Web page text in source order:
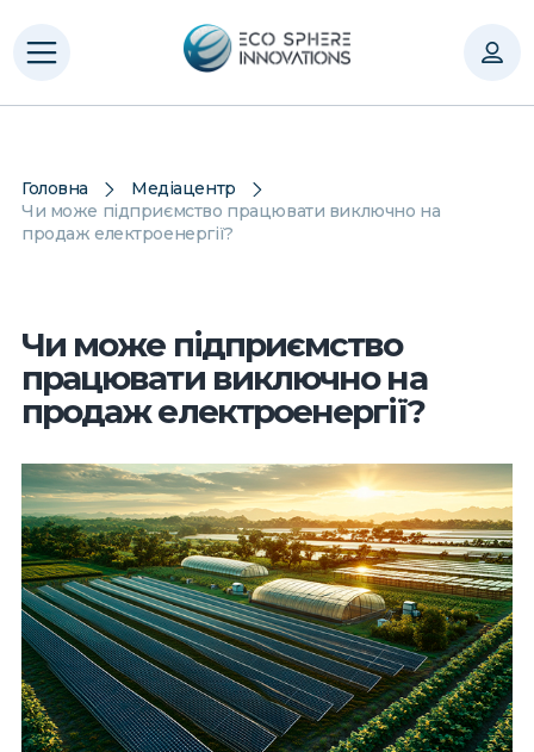
Головна
Медіацентр
Чи може підприємство працювати виключно на
продаж електроенергії?
Чи може підприємство
працювати виключно на
продаж електроенергії?